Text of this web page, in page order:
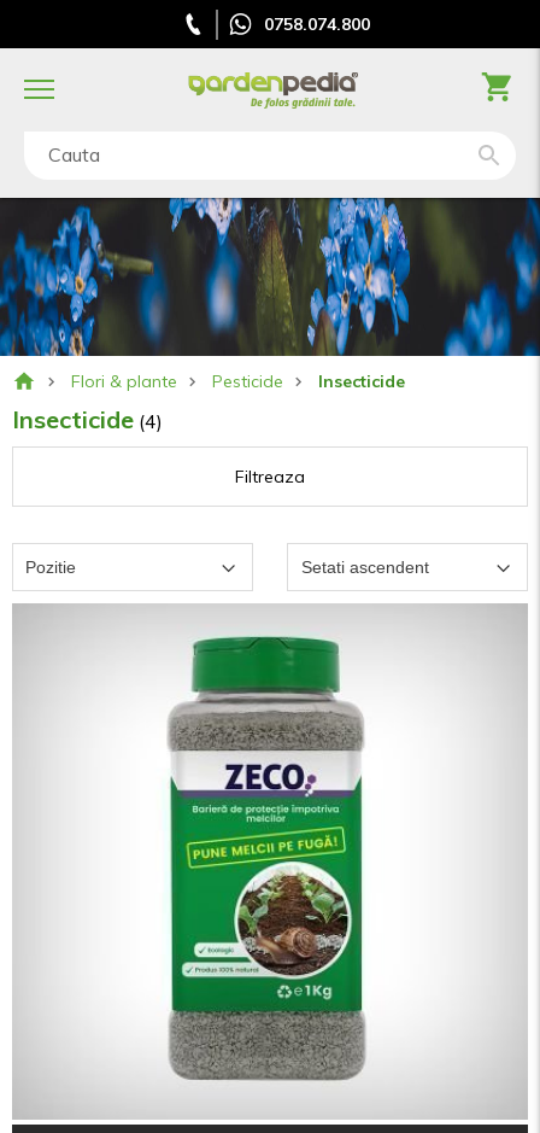
0758.074.800
Cauta
Flori & plante Pesticide Insecticide
Insecticide (4)
Filtreaza